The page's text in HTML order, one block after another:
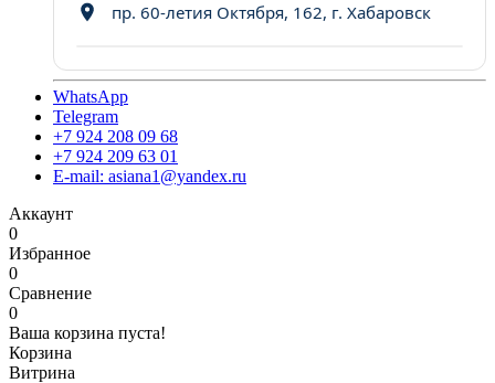
пр. 60-летия Октября, 162, г. Хабаровск
WhatsApp
Telegram
+7 924 208 09 68
+7 924 209 63 01
E-mail: asiana1@yandex.ru
Аккаунт
0
Избранное
0
Сравнение
0
Ваша корзина пуста!
Корзина
Витрина